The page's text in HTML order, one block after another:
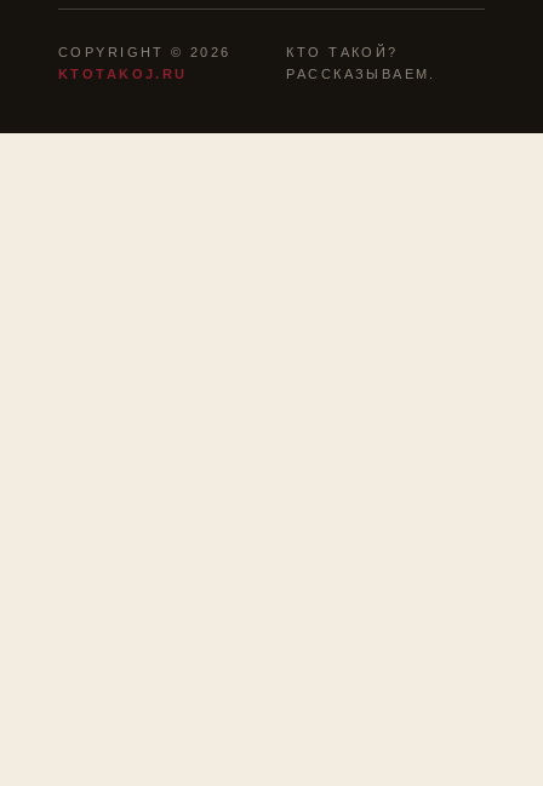
COPYRIGHT © 2026
KTOTAKOJ.RU
КТО ТАКОЙ?
РАССКАЗЫВАЕМ.